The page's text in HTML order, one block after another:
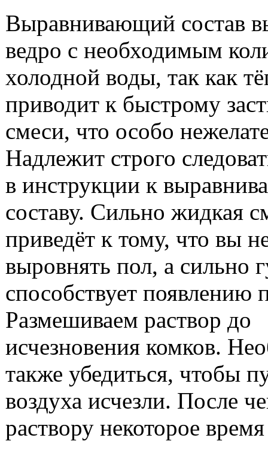
Выравнивающий состав
ведро с необходимым
холодной воды, так как
приводит к быстрому
смеси, что особо
Надлежит строго
в инструкции к
составу. Сильно жидкая
приведёт к тому, что вы
выровнять пол, а сильно
способствует появлению
Размешиваем раствор до
исчезновения комков.
также убедиться, чтобы
воздуха исчезли. После
раствору некоторое время